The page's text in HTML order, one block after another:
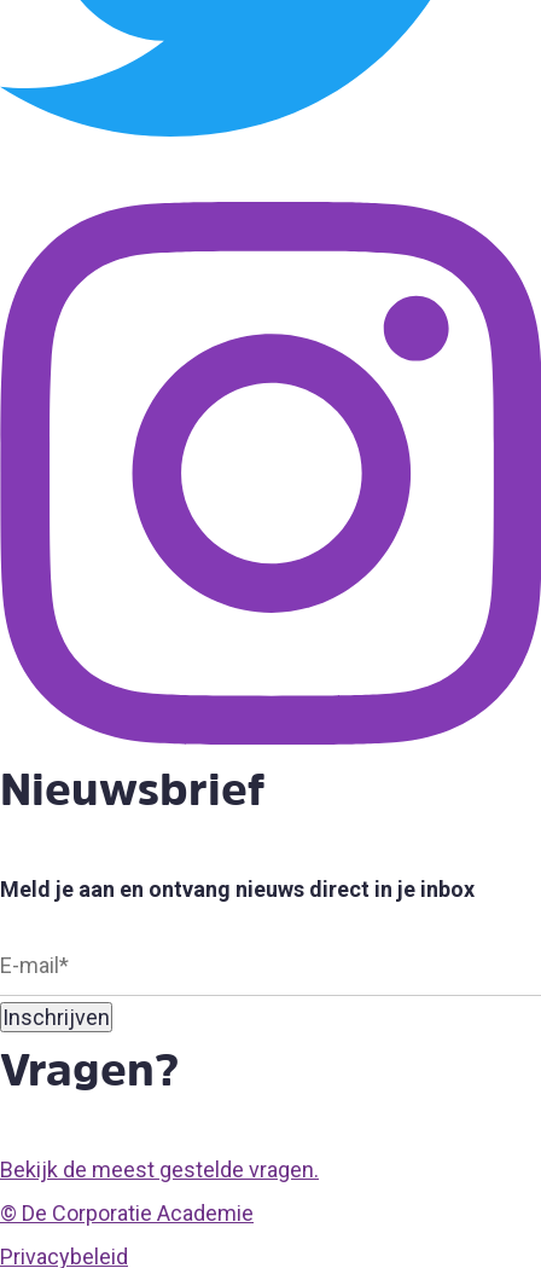
Nieuwsbrief
Meld je aan en ontvang nieuws direct in je inbox
Vragen?
Bekijk de meest gestelde vragen.
© De Corporatie Academie
Privacybeleid